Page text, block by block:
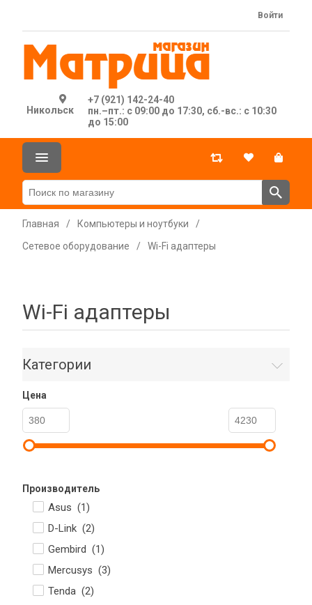
Никольск
+7 (921) 142-24-40
пн.–пт.: с 09:00 до 17:30, сб.-вс.: с 10:30
до 15:00
Войти
Главная / Компьютеры и ноутбуки
/
Сетевое оборудование
/ Wi-Fi адаптеры
Wi-Fi адаптеры
Категории
Цена
Производитель
Asus (1)
D-Link (2)
Gembird (1)
Mercusys (3)
Tenda (2)